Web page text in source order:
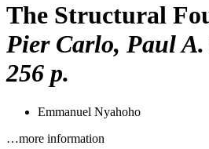
The Structural
Pier Carlo, Paul A.
256 p.
Emmanuel Nyahoho
…more information